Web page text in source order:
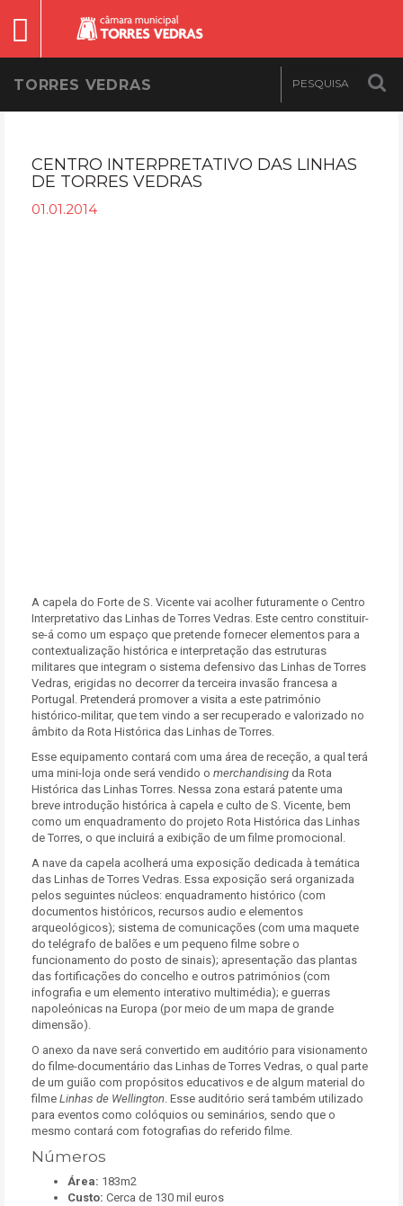
TORRES VEDRAS
CENTRO INTERPRETATIVO DAS LINHAS
DE TORRES VEDRAS
01.01.2014
A capela do Forte de S. Vicente vai acolher futuramente o Centro
Interpretativo das Linhas de Torres Vedras. Este centro constituir-
se-á como um espaço que pretende fornecer elementos para a
contextualização histórica e interpretação das estruturas
militares que integram o sistema defensivo das Linhas de Torres
Vedras, erigidas no decorrer da terceira invasão francesa a
Portugal. Pretenderá promover a visita a este património
histórico-militar, que tem vindo a ser recuperado e valorizado no
âmbito da Rota Histórica das Linhas de Torres.
Esse equipamento contará com uma área de receção, a qual terá
uma mini-loja onde será vendido o merchandising da Rota
Histórica das Linhas Torres. Nessa zona estará patente uma
breve introdução histórica à capela e culto de S. Vicente, bem
como um enquadramento do projeto Rota Histórica das Linhas
de Torres, o que incluirá a exibição de um filme promocional.
A nave da capela acolherá uma exposição dedicada à temática
das Linhas de Torres Vedras. Essa exposição será organizada
pelos seguintes núcleos: enquadramento histórico (com
documentos históricos, recursos audio e elementos
arqueológicos); sistema de comunicações (com uma maquete
do telégrafo de balões e um pequeno filme sobre o
funcionamento do posto de sinais); apresentação das plantas
das fortificações do concelho e outros patrimónios (com
infografia e um elemento interativo multimédia); e guerras
napoleónicas na Europa (por meio de um mapa de grande
dimensão).
O anexo da nave será convertido em auditório para visionamento
do filme-documentário das Linhas de Torres Vedras, o qual parte
de um guião com propósitos educativos e de algum material do
filme Linhas de Wellington. Esse auditório será também utilizado
para eventos como colóquios ou seminários, sendo que o
mesmo contará com fotografias do referido filme.
Números
Área: 183m2
Custo: Cerca de 130 mil euros